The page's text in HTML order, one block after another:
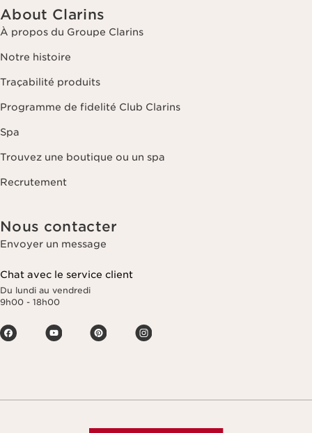
About Clarins
À propos du Groupe Clarins
Notre histoire
Traçabilité produits
Programme de fidelité Club Clarins
Spa
Trouvez une boutique ou un spa
Recrutement
Nous contacter
Envoyer un message
Chat avec le service client
Du lundi au vendredi
9h00 - 18h00